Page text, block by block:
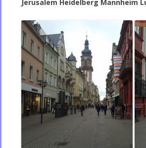
Jerusalem Heidelberg Mannheim